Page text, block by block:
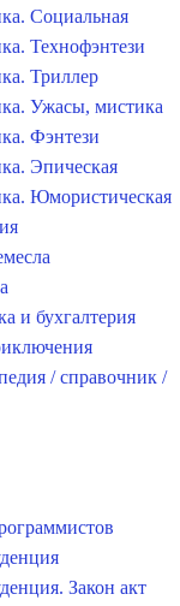
Социальная
Технофэнтези
Триллер
Ужасы, мистика
Фэнтези
Эпическая
Юмористическая
и бухгалтерия
/ справочник /
Закон акт